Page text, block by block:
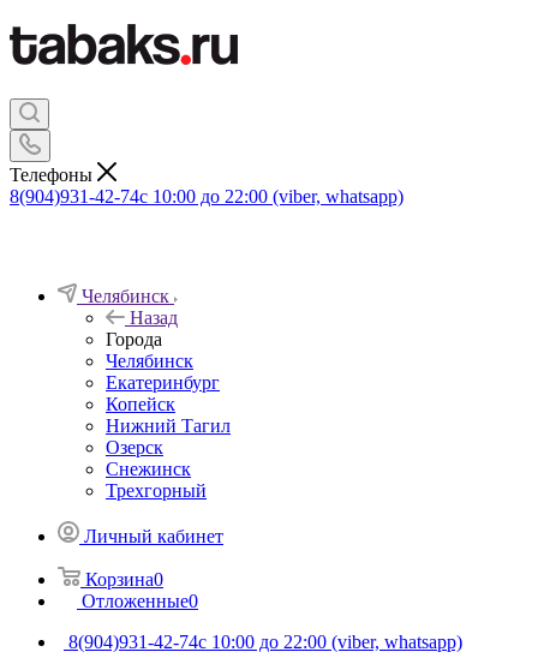
Телефоны
8(904)931-42-74с 10:00 до 22:00 (viber, whatsapp)
Челябинск
Назад
Города
Челябинск
Екатеринбург
Копейск
Нижний Тагил
Озерск
Снежинск
Трехгорный
Личный кабинет
Корзина0
Отложенные0
8(904)931-42-74с 10:00 до 22:00 (viber, whatsapp)